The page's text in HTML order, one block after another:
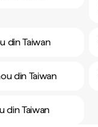
din Taiwan
din Taiwan
din Taiwan